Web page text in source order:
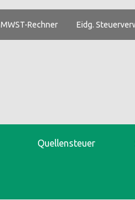
MWST-Rechner Eidg.
Quellensteuer